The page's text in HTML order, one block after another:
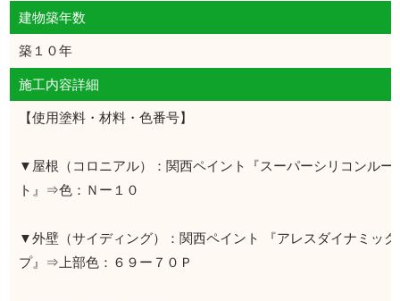
建物築年数
築１０年
施工内容詳細
【使用塗料・材料・色番号】
▼屋根（コロニアル）：関西ペイント『スーパーシリコンルー
ト』⇒色：Ｎー１０
▼外壁（サイディング）：関西ペイント 『アレスダイナミック
プ』⇒上部色：６９ー７０Ｐ